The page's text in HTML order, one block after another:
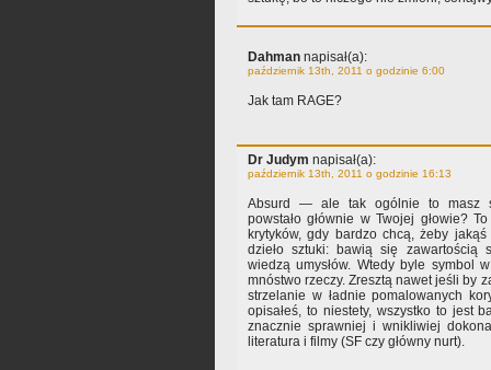
Dahman napisał(a):
październik 13th, 2011 o godzinie 6:00
Jak tam RAGE?
Dr Judym napisał(a):
październik 13th, 2011 o godzinie 16:13
Absurd — ale tak ogólnie to masz
powstało głównie w Twojej głowie?
krytyków, gdy bardzo chcą, żeby
dzieło sztuki: bawią się zawartością
wiedzą umysłów. Wtedy byle symbol
mnóstwo rzeczy. Zresztą nawet jeśli by
strzelanie w ładnie pomalowanych
opisałeś, to niestety, wszystko to jest
znacznie sprawniej i wnikliwiej
literatura i filmy (SF czy główny nurt).